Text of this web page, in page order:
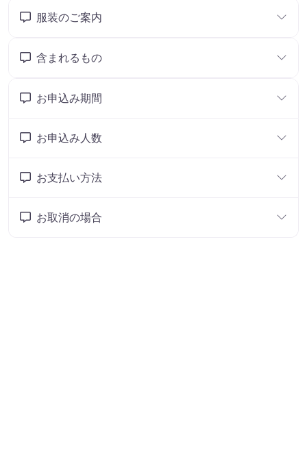
服装のご案内
含まれるもの
お申込み期間
お申込み人数
お支払い方法
お取消の場合